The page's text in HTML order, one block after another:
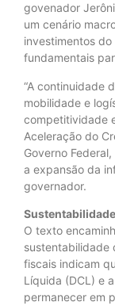
govenador
um cenário
investimentos
fundamentais
“A continuidade
mobilidade e
competitividade
Aceleração do
Governo
a expansão da
governador.
O texto
sustentabilidade
fiscais indicam
Líquida (DCL) e
permanecer em